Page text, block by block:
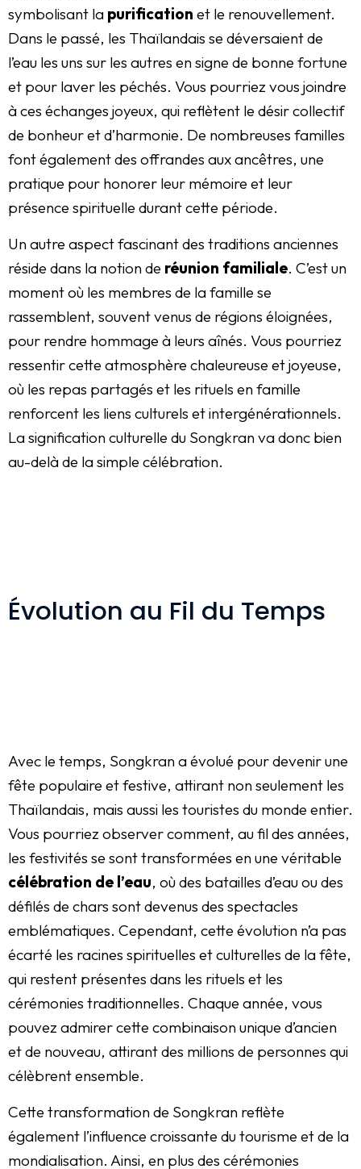
symbolisant la purification et le renouvellement.
Dans le passé, les Thaïlandais se déversaient de
l’eau les uns sur les autres en signe de bonne fortune
et pour laver les péchés. Vous pourriez vous joindre
à ces échanges joyeux, qui reflètent le désir collectif
de bonheur et d’harmonie. De nombreuses familles
font également des offrandes aux ancêtres, une
pratique pour honorer leur mémoire et leur
présence spirituelle durant cette période.
Un autre aspect fascinant des traditions anciennes
réside dans la notion de réunion familiale. C’est un
moment où les membres de la famille se
rassemblent, souvent venus de régions éloignées,
pour rendre hommage à leurs aînés. Vous pourriez
ressentir cette atmosphère chaleureuse et joyeuse,
où les repas partagés et les rituels en famille
renforcent les liens culturels et intergénérationnels.
La signification culturelle du Songkran va donc bien
au-delà de la simple célébration.
Évolution au Fil du Temps
Avec le temps, Songkran a évolué pour devenir une
fête populaire et festive, attirant non seulement les
Thaïlandais, mais aussi les touristes du monde entier.
Vous pourriez observer comment, au fil des années,
les festivités se sont transformées en une véritable
célébration de l’eau, où des batailles d’eau ou des
défilés de chars sont devenus des spectacles
emblématiques. Cependant, cette évolution n’a pas
écarté les racines spirituelles et culturelles de la fête,
qui restent présentes dans les rituels et les
cérémonies traditionnelles. Chaque année, vous
pouvez admirer cette combinaison unique d’ancien
et de nouveau, attirant des millions de personnes qui
célèbrent ensemble.
Cette transformation de Songkran reflète
également l’influence croissante du tourisme et de la
mondialisation. Ainsi, en plus des cérémonies